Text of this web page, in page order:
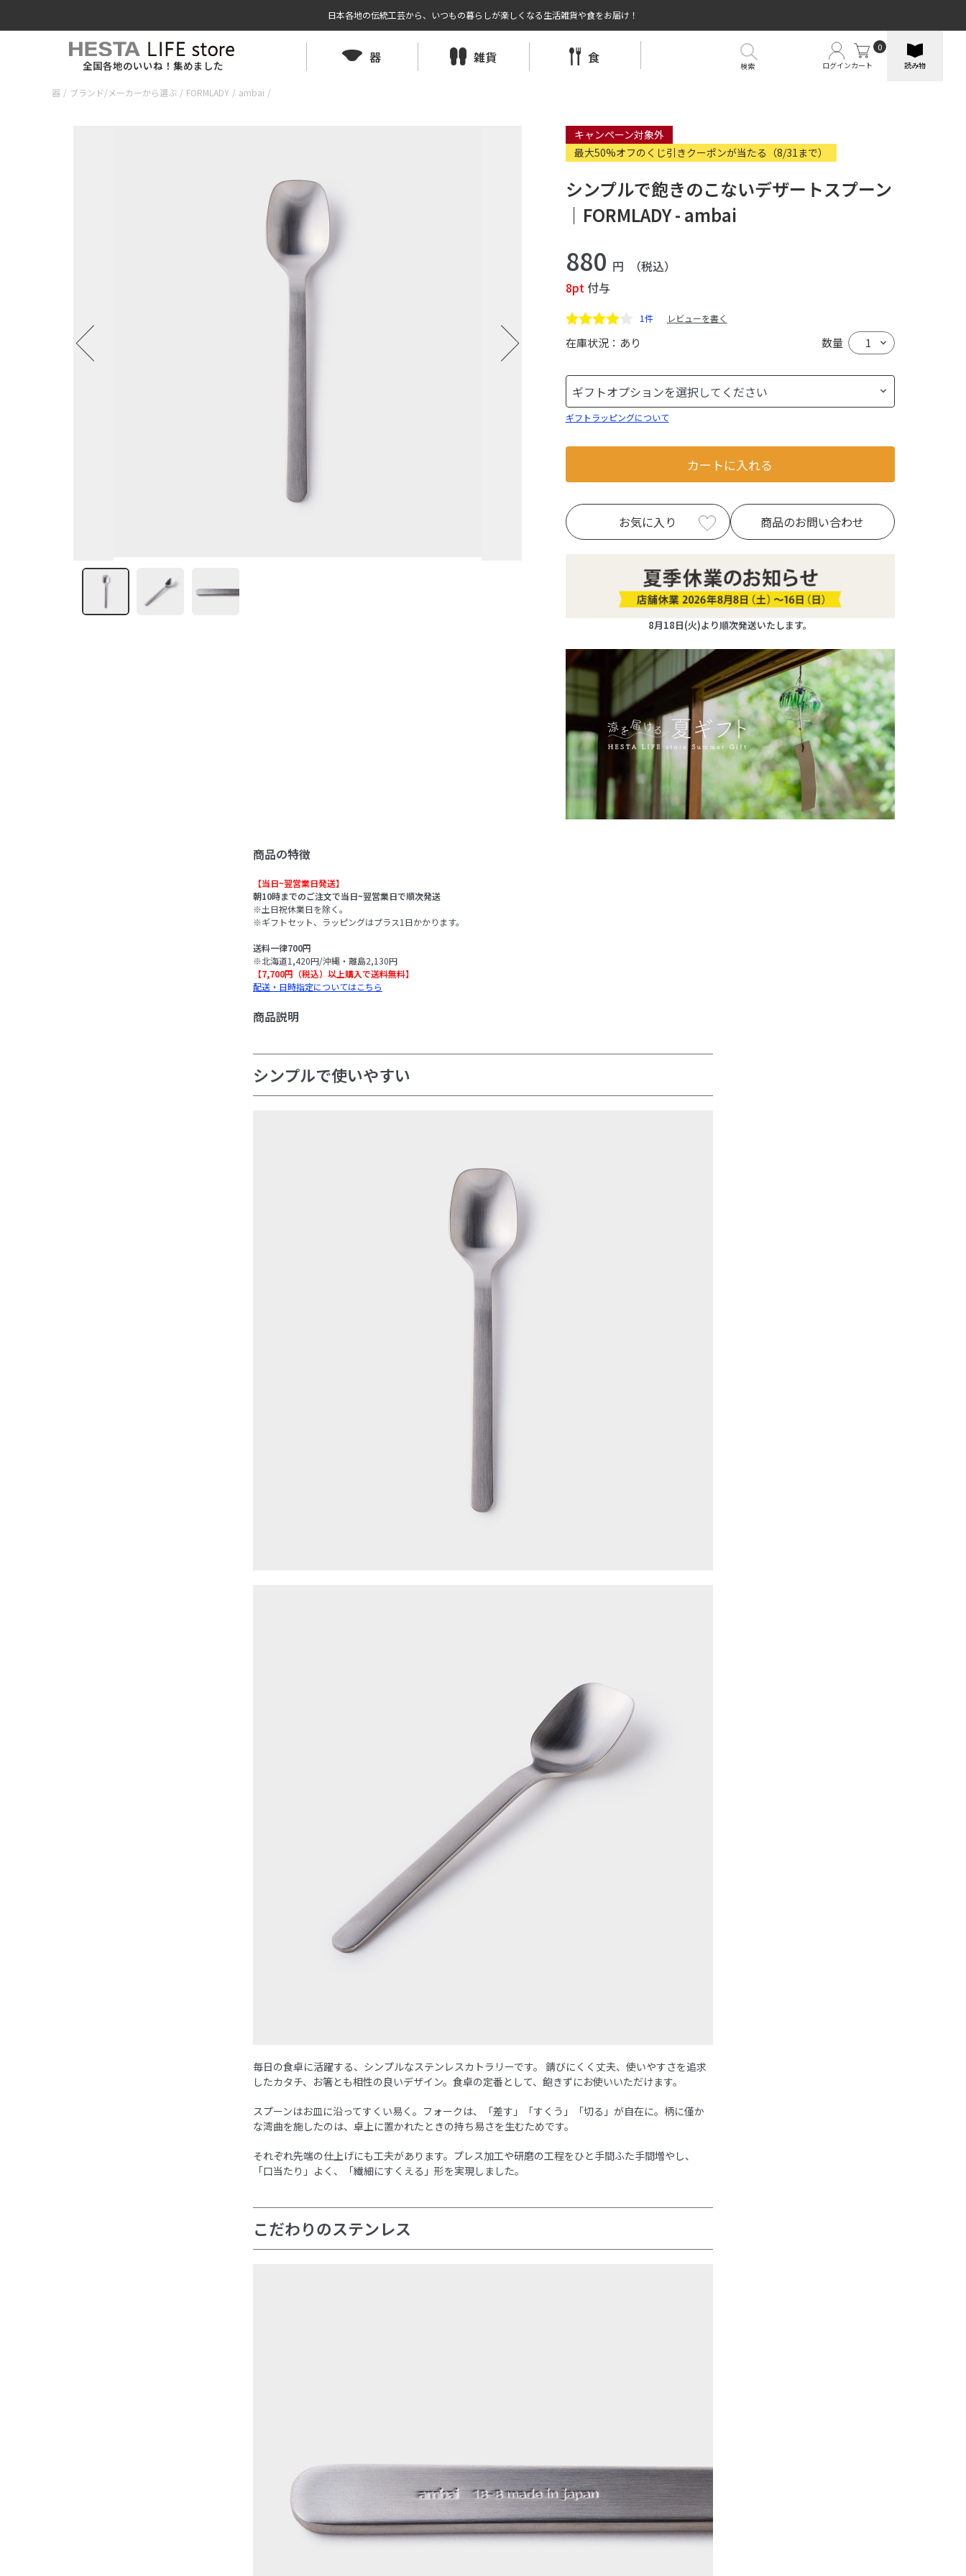
日本各地の伝統工芸から、いつもの暮らしが楽しくなる生活雑貨や食をお届け！
全国各地のいいね！集めました 器 雑貨 食 ログインカート
0
読み物
検索
器 / ブランド/メーカーから選ぶ / FORMLADY / ambai /
キャンペーン対象外
最大50%オフのくじ引きクーポンが当たる（8/31まで）
シンプルで飽きのこないデザートスプーン
｜FORMLADY - ambai
880 円
（税込）
8pt付与
1件 レビューを書く
在庫状況： あり 数量
ギフトラッピングについて
カートに入れる
お気に入り 商品のお問い合わせ
8月18日(火)より順次発送いたします。
商品の特徴
【当日~翌営業日発送】
朝10時までのご注文で当日~翌営業日で順次発送
※土日祝休業日を除く。
※ギフトセット、ラッピングはプラス1日かかります。
送料一律700円
※北海道1,420円/沖縄・離島2,130円
【7,700円（税込）以上購入で送料無料】
配送・日時指定についてはこちら
商品説明
シンプルで使いやすい
毎日の食卓に活躍する、シンプルなステンレスカトラリーです。 錆びにくく丈夫、使いやすさを追求
したカタチ、お箸とも相性の良いデザイン。食卓の定番として、飽きずにお使いいただけます。
スプーンはお皿に沿ってすくい易く。フォークは、「差す」「すくう」「切る」が自在に。柄に僅か
な湾曲を施したのは、卓上に置かれたときの持ち易さを生むためです。
それぞれ先端の仕上げにも工夫があります。プレス加工や研磨の工程をひと手間ふた手間増やし、
「口当たり」よく、「繊細にすくえる」形を実現しました。
こだわりのステンレス